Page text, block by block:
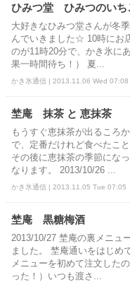
ひみつ堂 ひみつのいち
大好きなひみつ堂さんが冬
んでいきました☆ 10時にお
のが11時20分で、かき氷に
果一時間待ち！） 夏...
かき氷通信 | 2013.11.06 Wed 07:08
埜庵 抹茶 と 恵抹茶
もうすぐ恵抹茶が出るころ
で、定番だけれど食べたこ
その後に恵抹茶の季節にな
なります。 2013/10/26 ...
かき氷通信 | 2013.11.05 Tue 07:05
埜庵 黒糖梅酒
2013/10/27 埜庵の裏メニュ
ました。 埜庵通いをはじめ
メニューを初めて注文した
った！）いつも渡さ...